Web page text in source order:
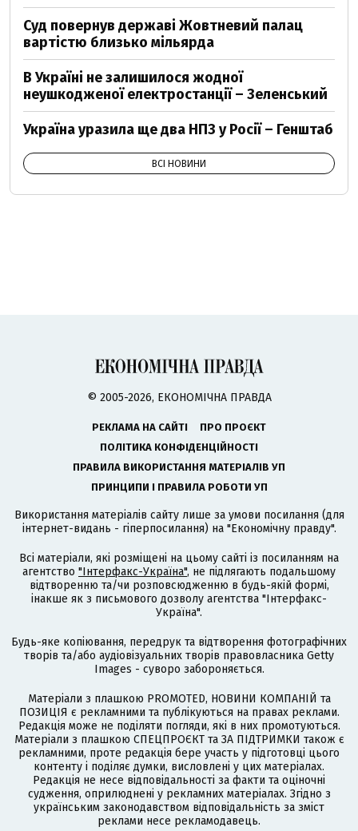
Суд повернув державі Жовтневий палац
вартістю близько мільярда
В Україні не залишилося жодної
неушкодженої електростанції – Зеленський
Україна уразила ще два НПЗ у Росії – Генштаб
ВСІ НОВИНИ
© 2005-2026, ЕКОНОМІЧНА ПРАВДА
РЕКЛАМА НА САЙТІ
ПРО ПРОЄКТ
ПОЛІТИКА КОНФІДЕНЦІЙНОСТІ
ПРАВИЛА ВИКОРИСТАННЯ МАТЕРІАЛІВ УП
ПРИНЦИПИ І ПРАВИЛА РОБОТИ УП
Використання матеріалів сайту лише за умови посилання (для
інтернет-видань - гіперпосилання) на "Економічну правду".
Всі матеріали, які розміщені на цьому сайті із посиланням на
агентство "Інтерфакс-Україна", не підлягають подальшому
відтворенню та/чи розповсюдженню в будь-якій формі,
інакше як з письмового дозволу агентства "Інтерфакс-
Україна".
Будь-яке копіювання, передрук та відтворення фотографічних
творів та/або аудіовізуальних творів правовласника Getty
Images - суворо забороняється.
Матеріали з плашкою PROMOTED, НОВИНИ КОМПАНІЙ та
ПОЗИЦІЯ є рекламними та публікуються на правах реклами.
Редакція може не поділяти погляди, які в них промотуються.
Матеріали з плашкою СПЕЦПРОЄКТ та ЗА ПІДТРИМКИ також є
рекламними, проте редакція бере участь у підготовці цього
контенту і поділяє думки, висловлені у цих матеріалах.
Редакція не несе відповідальності за факти та оціночні
судження, оприлюднені у рекламних матеріалах. Згідно з
українським законодавством відповідальність за зміст
реклами несе рекламодавець.